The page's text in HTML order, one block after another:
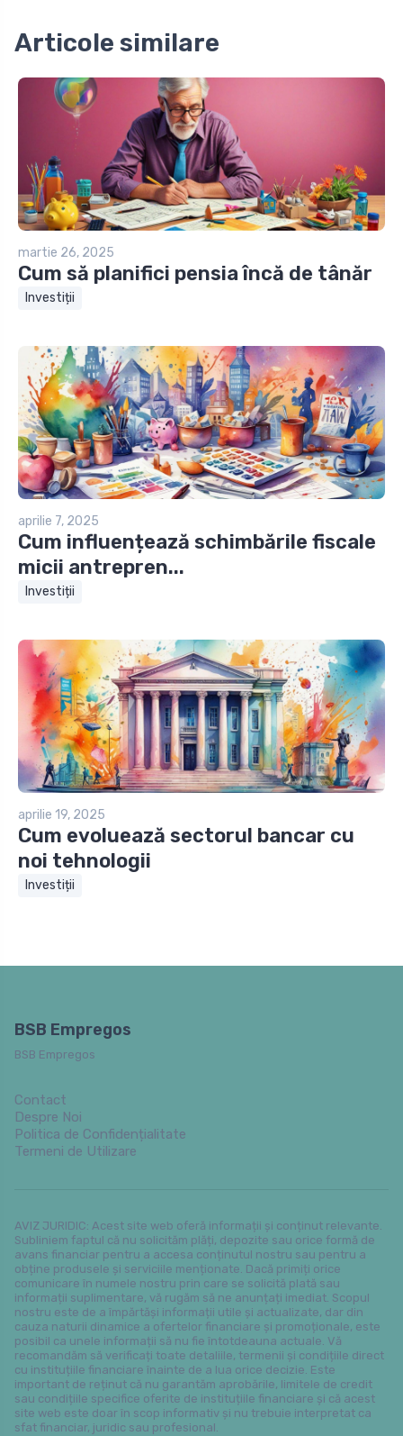
Articole similare
martie 26, 2025
Cum să planifici pensia încă de tânăr
Investiții
aprilie 7, 2025
Cum influențează schimbările fiscale
micii antrepren...
Investiții
aprilie 19, 2025
Cum evoluează sectorul bancar cu
noi tehnologii
Investiții
BSB Empregos
BSB Empregos
Contact
Despre Noi
Politica de Confidențialitate
Termeni de Utilizare
AVIZ JURIDIC: Acest site web oferă informații și conținut relevante.
Subliniem faptul că nu solicităm plăți, depozite sau orice formă de
avans financiar pentru a accesa conținutul nostru sau pentru a
obține produsele și serviciile menționate. Dacă primiți orice
comunicare în numele nostru prin care se solicită plată sau
informații suplimentare, vă rugăm să ne anunțați imediat. Scopul
nostru este de a împărtăși informații utile și actualizate, dar din
cauza naturii dinamice a ofertelor financiare și promoționale, este
posibil ca unele informații să nu fie întotdeauna actuale. Vă
recomandăm să verificați toate detaliile, termenii și condițiile direct
cu instituțiile financiare înainte de a lua orice decizie. Este
important de reținut că nu garantăm aprobările, limitele de credit
sau condițiile specifice oferite de instituțiile financiare și că acest
site web este doar în scop informativ și nu trebuie interpretat ca
sfat financiar, juridic sau profesional.